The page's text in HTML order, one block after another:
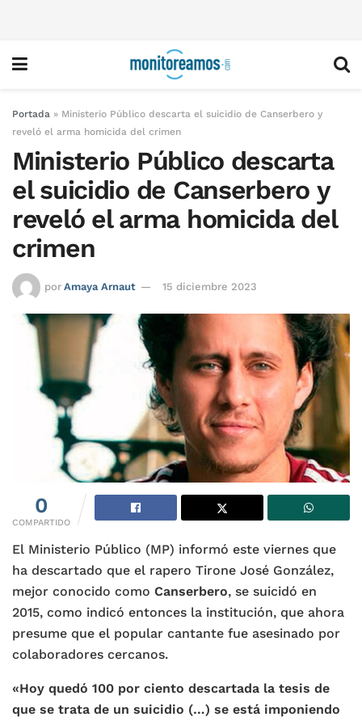
Portada » Ministerio Público descarta el suicidio de Canserbero y
reveló el arma homicida del crimen
Ministerio Público descarta
el suicidio de Canserbero y
reveló el arma homicida del
crimen
por Amaya Arnaut 15 diciembre 2023
0
COMPARTIDO
El Ministerio Público (MP) informó este viernes que
ha descartado que el rapero Tirone José González,
mejor conocido como Canserbero, se suicidó en
2015, como indicó entonces la institución, que ahora
presume que el popular cantante fue asesinado por
colaboradores cercanos.
«Hoy quedó 100 por ciento descartada la tesis de
que se trata de un suicidio (…) se está imponiendo